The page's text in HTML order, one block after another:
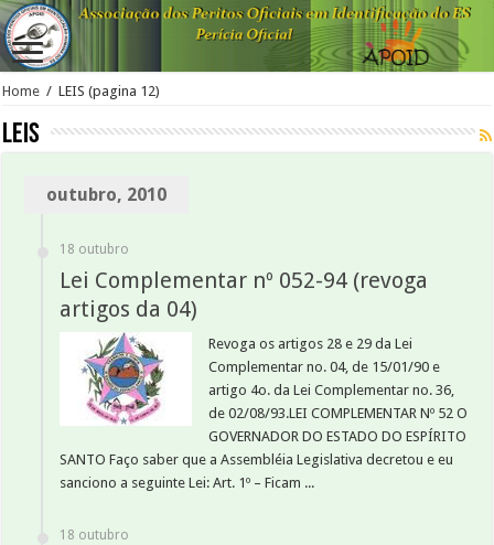
Home / LEIS (pagina 12)
LEIS
outubro, 2010
18 outubro
Lei Complementar nº 052-94 (revoga
artigos da 04)
Revoga os artigos 28 e 29 da Lei
Complementar no. 04, de 15/01/90 e
artigo 4o. da Lei Complementar no. 36,
de 02/08/93.LEI COMPLEMENTAR Nº 52 O
GOVERNADOR DO ESTADO DO ESPÍRITO
SANTO Faço saber que a Assembléia Legislativa decretou e eu
sanciono a seguinte Lei: Art. 1º – Ficam ...
18 outubro